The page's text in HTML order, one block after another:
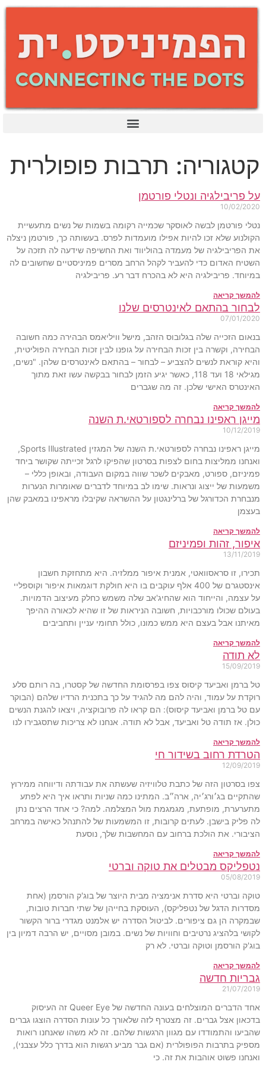
קטגוריה: תרבות פופולרית
על פריבילגיה ונטלי פורטמן
10/02/2020
נטלי פורטמן לבשה לאוסקר שכמייה רקומה בשמות של נשים מתעשיית
הקולנוע שלא זכו להיות אפילו מועמדות לפרס. בעשותה כך, פורטמן ניצלה
את הפריבילגיה של מעמדה בהוליווד ואת החשיפה שידעה לה תזכה על
השטיח האדום כדי להעביר לקהל הרחב מסרים פמיניסטיים שחשובים לה
במיוחד. פריבילגיה היא לא בהכרח דבר רע. פריבילגיה
להמשך קריאה
לבחור בהתאם לאינטרסים שלנו
07/01/2020
בנאום הזכייה שלה בגלובוס הזהב, מישל וויליאמס הבהירה כמה חשובה
הבחירה, וקשרה בין זכות הבחירה על גופנו לבין זכות הבחירה הפוליטית,
והיא קוראת לנשים להצביע – לבחור – בהתאם לאינטרסים שלהן. "נשים,
מגילאי 18 ועד 118, כאשר יגיע הזמן לבחור בבקשה עשו זאת מתוך
האינטרס האישי שלכן. זה מה שגברים
להמשך קריאה
מייגן ראפינו נבחרה לספורטאי.ת השנה
10/12/2019
מייגן ראפינו נבחרה לספורטאי.ת השנה של המגזין Sports Illustrated,
ואנחנו ממליצות בחום לצפות בסרטון שהפיקו לרגל זכייתה שקושר ביחד
פמיניזם, ספורט, מאבקים לשכר שווה במקום העבודה, ובאופן כללי –
משמעות של ייצוג ונראות. שימו לב במיוחד לדברים שאומרות הנערות
מנבחרת הכדורגל של ברלינגטון על ההשראה שקיבלו מראפינו במאבק שהן
בעצמן
להמשך קריאה
איפור, זהות ופמיניזם
13/11/2019
תכירו, זו סראסוואטי, אמנית איפור ממלזיה. היא מתחזקת חשבון
אינסטגרם של 400 אלף עוקבים בו היא חולקת דוגמאות איפור וקוספליי
על עצמה, והייחוד הוא שהחיג'אב שלה משמש כחלק מעיצוב הדמויות.
בעולם שכולו מורכבויות, חשובה הניראות של זו שהיא לכאורה ההיפך
מאיתנו אבל בעצם היא ממש כמונו, כולל תחומי עניין ותחביבים
להמשך קריאה
לא תודה
15/09/2019
טל ברמן ואביעד קיסוס צפו בפרסומת החדשה של קסטרו, בה רותם סלע
רוקדת על עמוד, והיה להם מה להגיד על כך בתכנית הרדיו שלהם (הבוקר
עם טל ברמן ואביעד קיסוס): הם קראו לה פרובוקציה, ויצאו להגנת הנשים
כולן. אז תודה טל ואביעד, אבל לא תודה. אנחנו לא צריכות שתסגבירו לנו
להמשך קריאה
הטרדת רחוב בשידור חי
12/09/2019
צפו בסרטון הזה של כתבת טלוויזיה שעשתה את עבודתה ודיווחה ממירוץ
שהתקיים בג׳ורג׳יה, ארה״ב. המתינו כמה שניות ותראו איך היא לפתע
מתערערת, מופתעת, מגמגמת מול המצלמה. למה? כי אחד הרצים נתן
לה פליק בישבן. לעתים קרובות, זו המשמעות של להתנהל כאישה במרחב
הציבורי. את הולכת ברחוב עם המחשבות שלך, נוסעת
להמשך קריאה
נטפליקס מבטלים את טוקה וברטי
05/08/2019
טוקה וברטי היא סדרת אנימציה מבית היוצר של בוג'ק הורסמן (אחת
מסדרות הדגל של נטפליקס), העוסקת בחייהן של שתי חברות טובות,
שבמקרה הן גם ציפורים. לביטול הסדרה יש אלמנט מגדרי ברור הקשור
לקושי בלהציג נרטיבים וחוויות של נשים. במובן מסויים, יש הרבה דמיון בין
בוג'ק הורסמן וטוקה וברטי. לא רק
להמשך קריאה
גבריות חדשה
21/07/2019
אחד הדברים המוצלחים בעונה החדשה של Queer Eye זה העיסוק
בדכאון אצל גברים. זה מצטרף לזה שלאורך כל עונות הסדרה הוצגו גברים
שהביעו והתמודדו עם מגוון הרגשות שלהם. זה לא משהו שאנחנו רואות
מספיק בתרבות הפופולרית (אם גבר מביע רגשות הוא בדרך כלל עצבני),
ואנחנו פשוט אוהבות את זה. כי